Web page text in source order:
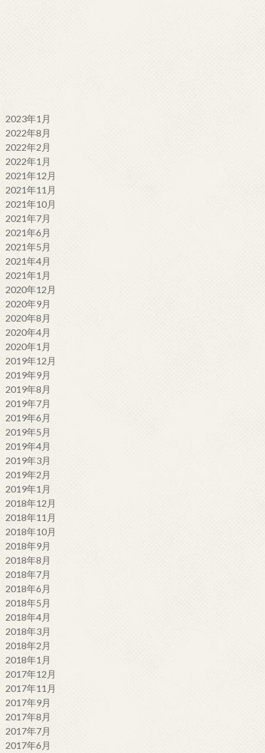
2023年1月
2022年8月
2022年2月
2022年1月
2021年12月
2021年11月
2021年10月
2021年7月
2021年6月
2021年5月
2021年4月
2021年1月
2020年12月
2020年9月
2020年8月
2020年4月
2020年1月
2019年12月
2019年9月
2019年8月
2019年7月
2019年6月
2019年5月
2019年4月
2019年3月
2019年2月
2019年1月
2018年12月
2018年11月
2018年10月
2018年9月
2018年8月
2018年7月
2018年6月
2018年5月
2018年4月
2018年3月
2018年2月
2018年1月
2017年12月
2017年11月
2017年9月
2017年8月
2017年7月
2017年6月